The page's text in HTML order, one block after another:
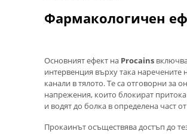
Фармакологичен
Основният ефект на Procains
интервенция върху така наречените
канали в тялото. Те са отговорни за
напрежения, които блокират
и водят до болка в определена част
Прокаинът осъществява достъп до